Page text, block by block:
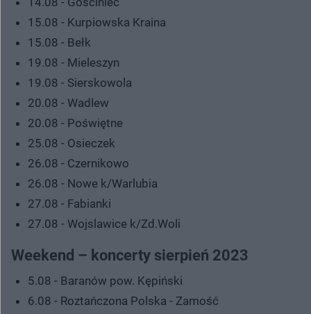
15.08 - Kurpiowska Kraina
15.08 - Bełk
19.08 - Mieleszyn
19.08 - Sierskowola
20.08 - Wadlew
20.08 - Poświętne
25.08 - Osieczek
26.08 - Czernikowo
26.08 - Nowe k/Warlubia
27.08 - Fabianki
27.08 - Wojslawice k/Zd.Woli
Weekend – koncerty sierpień 2023
5.08 - Baranów pow. Kępiński
6.08 - Roztańczona Polska - Zamość